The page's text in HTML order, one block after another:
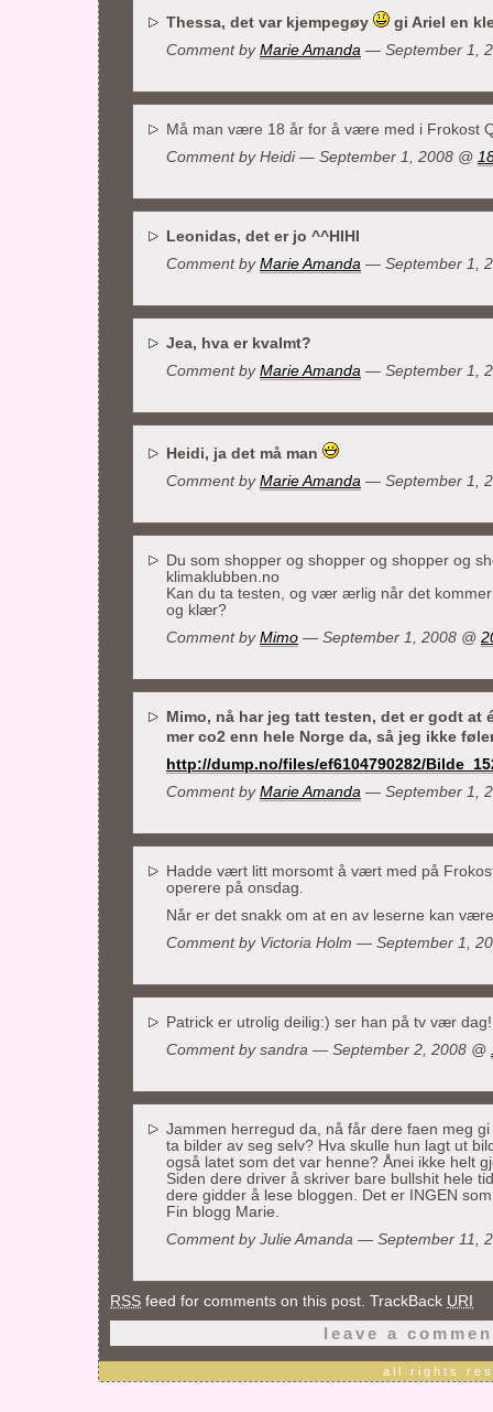
Thessa, det var kjempegøy
gi Ariel en
Comment by Marie Amanda — September 1,
Må man være 18 år for å være med i Frokost
Comment by Heidi — September 1, 2008 @
Leonidas, det er jo ^^HIHI
Comment by Marie Amanda — September 1,
Jea, hva er kvalmt?
Comment by Marie Amanda — September 1,
Heidi, ja det må man
Comment by Marie Amanda — September 1,
Du som shopper og shopper og shopper og
klimaklubben.no
Kan du ta testen, og vær ærlig når det
og klær?
Comment by Mimo — September 1, 2008 @
Mimo, nå har jeg tatt testen, det er godt at
mer co2 enn hele Norge da, så jeg ikke
http://dump.no/files/ef6104790282/
Comment by Marie Amanda — September 1,
Hadde vært litt morsomt å vært med på
operere på onsdag.
Når er det snakk om at en av leserne kan
Comment by Victoria Holm — September 1,
Patrick er utrolig deilig:) ser han på tv vær
Comment by sandra — September 2, 2008 @
Jammen herregud da, nå får dere faen meg
ta bilder av seg selv? Hva skulle hun lagt ut
også latet som det var henne? Ånei ikke helt
Siden dere driver å skriver bare bullshit hele
dere gidder å lese bloggen. Det er INGEN
Fin blogg Marie.
Comment by Julie Amanda — September 11,
RSS feed for comments on this post. TrackBack URI
leave a
all rights